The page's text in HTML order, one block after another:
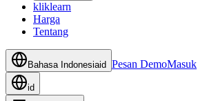
kliklearn
Harga
Tentang
Bahasa Indonesiaid Pesan DemoMasuk
id